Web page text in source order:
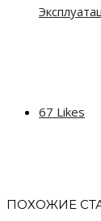
67 Likes
ПОХОЖИЕ